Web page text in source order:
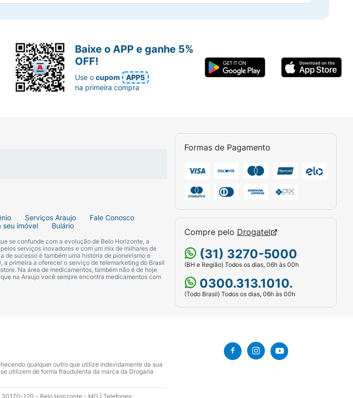
que se dissolvem no creme, uma tecnologia exclusiva Pantene
Serviços Araujo
Fale Conosco
seu imóvel Bulário
se confunde com a evolução de Belo Horizonte, a
serviços inovadores e com um mix de milhares de
de sucesso é também uma história de pioneirismo e
primeira a oferecer o serviço de telemarketing do Brasil
Na área de medicamentos, também não é de hoje
na Araujo você sempre encontra medicamentos com
Formas de Pagamento
Compre pelo Drogatel
(31) 3270-5000
(BH e Região) Todos os dias, 06h às 00h
0300.313.1010.
(Todo Brasil) Todos os dias, 06h às 00h
Baixe o APP e ganhe 5%
OFF!
Use ocupom
APP5
na primeira compra
qualquer outro que utilize indevidamente da sua
utilizem de forma fraudulenta da marca da Drogaria
30170-120 - Belo Horizonte - MG | Telefones: